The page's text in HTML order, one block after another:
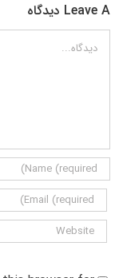
Leave A دیدگاه
دیدگاه